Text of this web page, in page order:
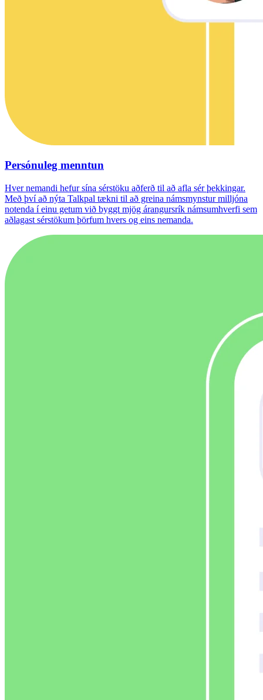
Persónuleg menntun
Hver nemandi hefur sína sérstöku aðferð til að afla sér þekkingar.
Með því að nýta Talkpal tækni til að greina námsmynstur milljóna
notenda í einu getum við byggt mjög árangursrík námsumhverfi sem
aðlagast sérstökum þörfum hvers og eins nemanda.